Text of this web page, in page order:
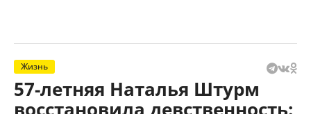
Жизнь
57-летняя Наталья Штурм